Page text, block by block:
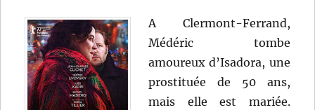
A Clermont-Ferrand,
Médéric tombe
amoureux d’Isadora, une
prostituée de 50 ans,
mais elle est mariée.